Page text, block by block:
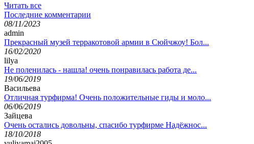
Читать все
Последние комментарии
08/11/2023
admin
Прекрасный музей терракотовой армии в Сюйчжоу! Бол...
16/02/2020
lilya
Не поленилась - нашла! очень понравилась работа де...
19/06/2019
Васильева
Отличная турфирма! Очень положительные гиды и моло...
06/06/2019
Зайцева
Очень остались довольны, спасибо турфирме Надёжнос...
18/10/2018